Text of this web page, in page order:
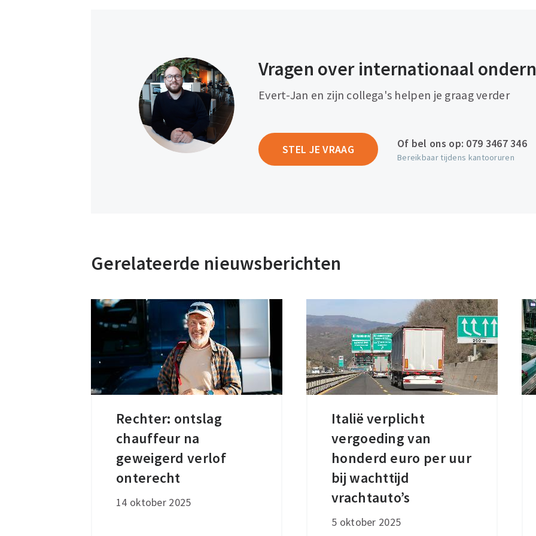
Vragen over internationaal
Evert-Jan en zijn collega's helpen je graag verder
STEL JE VRAAG Of bel ons op: 079 3467 346
Bereikbaar tijdens kantooruren
Gerelateerde nieuwsberichten
Rechter: ontslag
chauffeur na
geweigerd verlof
onterecht
14 oktober 2025
Rechter:
ontslag
chauffeur
na
Italië verplicht
vergoeding van
honderd euro per uur
bij wachttijd
vrachtauto’s
5 oktober 2025
Italië
verplicht
vergoeding
van
honderd
per